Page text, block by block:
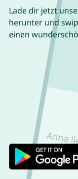
Lade dir jetzt
herunter und
einen